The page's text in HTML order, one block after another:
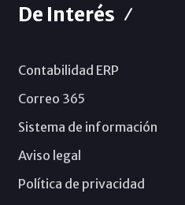
De Interés
Contabilidad ERP
Correo 365
Sistema de información
Aviso legal
Política de privacidad